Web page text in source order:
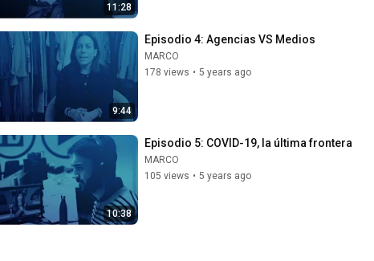
11:28
9:44
Episodio 4: Agencias VS Medios
MARCO
178 views • 5 years ago
10:38
Episodio 5: COVID-19, la última frontera
MARCO
105 views • 5 years ago